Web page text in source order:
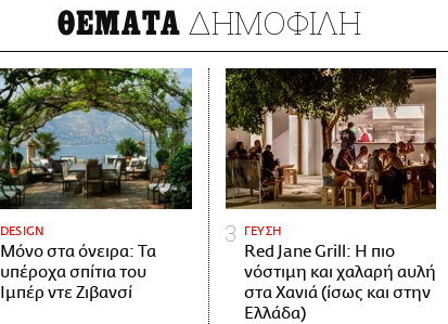
ΘΕΜΑΤΑ ΔΗΜΟΦΙΛΗ
DESIGN
Μόνο στα όνειρα: Τα
υπέροχα σπίτια του
Ιμπέρ ντε Ζιβανσί
ΓΕΥΣΗ
Red Jane Grill: Η πιο
νόστιμη και χαλαρή αυλή
στα Χανιά (ίσως και στην
Ελλάδα)